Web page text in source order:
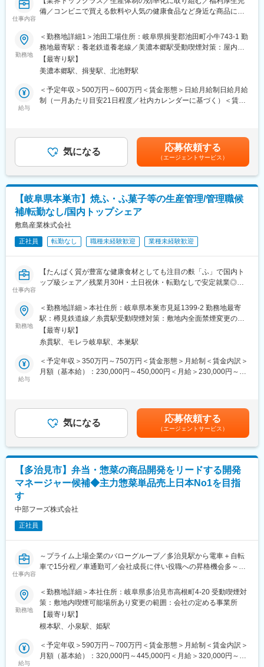
いただき、ゆくゆくは工程全体の管理やリーダーにも携わってい
ただきます。
■組織構成：
現在は30代の社員とベテランメンバー含む4名が在籍していま
す。
技術やノウハウを受け継ぎながら成長できる環境が整っており、
■働き方：
・転勤なし（工場間異動はありますが、全て岐阜県内のため、転
居を伴う転勤は想定しておりません。）
・冷暖房も完備！働きやすい環境です
■福利厚生・各種手当：
・住宅手当（1万～3万円／社内規定による）
・毎日無料でお弁当が支給されるのでお昼を用意しなくてOK！
・社員寮あり（キッチン、シャワー付・水道代含む）
・個人ロッカー完備
仕事内容
備／コンビニで買える飲料や人気の健康食品など身近な商品に携
■職務内容：
健康食品の製造ラインにおいて、ライン責任者候補としてご活躍
いただきます。入社後、まずは製造オペレーターからお任せする
予定です。
＜具体的な業務内容＞
・製造ラインでの作業
・原価管理
・生産計画、納期管理
・各種認証対応（健康食品GMPやFSSCの維持管理）
※ライン責任者はプレイングマネージャーになるため、製造ライン
に入ることもあります（頻度は配属部署によって変わります）。
ます＞
・錠剤、タブレット
・顆粒、造粒
・ブローパック（プラスチック容器に入った1回使い切り、液状タ
・ドリンク（ビン・ミニボトルなど）
★コンビニで買える飲料、通販で人気の健康食品、ドラッグスト
アに並ぶ数々の商品など、当社で製造した製品が多数。健康食品
ブームも追い風となり、トップクラスの飲料・食品、製薬等、大
■入社後の流れ：
・基本土日祝休み（一部土曜出勤が発生）
・交替勤務あり
└入社後、製造オペレーターの時は交替勤務が発生します
└ライン責任者になった後は、基本交替勤務は発生しない見込み
です
・残業：20～30h（残業代は全額支給）
・転勤なし（工場間異動はありますが、全て岐阜県内のため、転
■当社の特徴：
健康食品業界は流行やトレンドの変化が早いため、当社のよう
に、あらゆるニーズを叶えることができる受託製造企業が支えて
おります。顧客の要望にスピーディーに応えるべく、積極的な設
備投資を行っております。
りに取り組んでいます。
変更の範囲：会社の定める業務
勤務地
＜勤務地詳細1＞池田工場住所：岐阜県揖斐郡池田町小牛743-1 勤
務地最寄駅：養老鉄道養老線／美濃本郷駅受動喫煙対策：屋内喫
煙可能場所あり＜勤務地詳細2＞ネクストステージ工場住所：岐阜
県揖斐郡揖斐川町市場1547番3 勤務地最寄駅：養老鉄道養老線／
川工場住所：岐阜県揖斐郡揖斐川町市場1547-3 勤務地最寄駅：養
老鉄道養老線／揖斐駅受動喫煙対策：屋内喫煙可能場所あり変更
【最寄り駅】
美濃本郷駅、揖斐駅、北池野駅
給与
＜予定年収＞500万円～600万円＜賃金形態＞日給月給制日給月給
制（一月あたり目安21日程度／社内カレンダーに基づく）＜賃金
目安の金額であり、ご本人の経験・能力・前給を考慮の上決定し
ます。■昇給：年1回（9月）■賞与：年2回（7・12月）※昨年度実
績4.6ヶ月分／実績により決算賞与あり■その他固定手当：食事手
当■深夜勤務（22時～5時）手当：1.5割増賃金はあくまでも目安
の金額であり、選考を通じて上下する可能性があります。月給(月
額)は固定手当を含めた表記です。
気になる 応募依頼する
（エージェントサービス）
【岐阜県本巣市】焼ふ・ふ菓子等の生産管理/管理職候
補/転勤なし/国内トップシェア
敷島産業株式会社
正社員 転勤なし 職種未経験歓迎 業種未経験歓迎
仕事内容
【たんぱく質が豊富な健康食材としても注目の麩「ふ」で国内ト
ップ級シェア／残業月30H・土日祝休・転勤なしで安定就業◎／
■業務詳細：
麸、ふ菓子、釣り餌の生産・加工・出荷を行う生産管理の業務を
担っていただきます。
当社の要である生産部門全体を管理するポジションです。
・生産管理部門のマネジメント全般と各部門との調整
┗加工・焼き・乾燥など各工程により部門が分かれており、そ
れぞれに責任者がいます。
・生産体制の課題発見と解決・改善
・生産計画の策定・管理
・原価管理、損益管理など
■組織構成：
・製造部門：各課総勢80名(加工、焼く、乾燥、切断、包装など各
ります。
って経験を積んでいただきます。
工程を学んで頂いてから徐々に生産管理業務へシフトしていきま
■製品の特長
「ふ」にどんなイメージをお持ちでしょうか。それ自体はメイ ン
の食材とはならず、目立たない存在です。けれど小麦た んぱく
め健康食材として注目を集めています。その他に も料理の食感の
改良､ドリップ（食品中の組織液）やうまみ 成分の流出防止など
勤務地
＜勤務地詳細＞本社住所：岐阜県本巣市見延1399-2 勤務地最寄
駅：樽見鉄道線／糸貫駅受動喫煙対策：敷地内全面禁煙変更の範
囲：会社の定める事業所
【最寄り駅】
糸貫駅、モレラ岐阜駅、本巣駅
給与
＜予定年収＞350万円～750万円＜賃金形態＞月給制＜賃金内訳＞
月額（基本給）：230,000円～450,000円＜月給＞230,000円～
目以降となります。賃金はあくまでも目安の金額であり、選考を
通じて上下する可能性があります。月給(月額)は固定手当を含めた
気になる 応募依頼する
（エージェントサービス）
【多治見市】弁当・惣菜の商品開発をリードする開発
マネージャー候補◆主力惣菜単品売上日本No1を目指
す
中部フーズ株式会社
正社員
仕事内容
～プライム上場企業のバローグループ／多治見駅から電車＋自転
車で15分程／車通勤可／会社成長に伴い役職への昇格機会多～
■業務内容：
弁当・惣菜の商品開発を行う業務です。SMデリカ売場や自社専門
店で展開する工場商品・店頭調理商品を、季節品も含めた全カテ
ゴリ累計では月30SKU程度の開発を行います。
「価値で選ばれる、温かいを売る」をミッションに、お客様に求
められる商品のコンセプトを明らかにし、原価企画を行いなが
ら、目標とする商品仕様と品質を実現していきます。
微生物体制などの品質知見、原料に対する幅広い情報収集と知
勤務地
＜勤務地詳細＞本社住所：岐阜県多治見市高根町4-20 受動喫煙対
策：敷地内喫煙可能場所あり変更の範囲：会社の定める事業所
【最寄り駅】
根本駅、小泉駅、姫駅
給与
＜予定年収＞590万円～700万円＜賃金形態＞月給制＜賃金内訳＞
月額（基本給）：320,000円～445,000円＜月給＞320,000円～